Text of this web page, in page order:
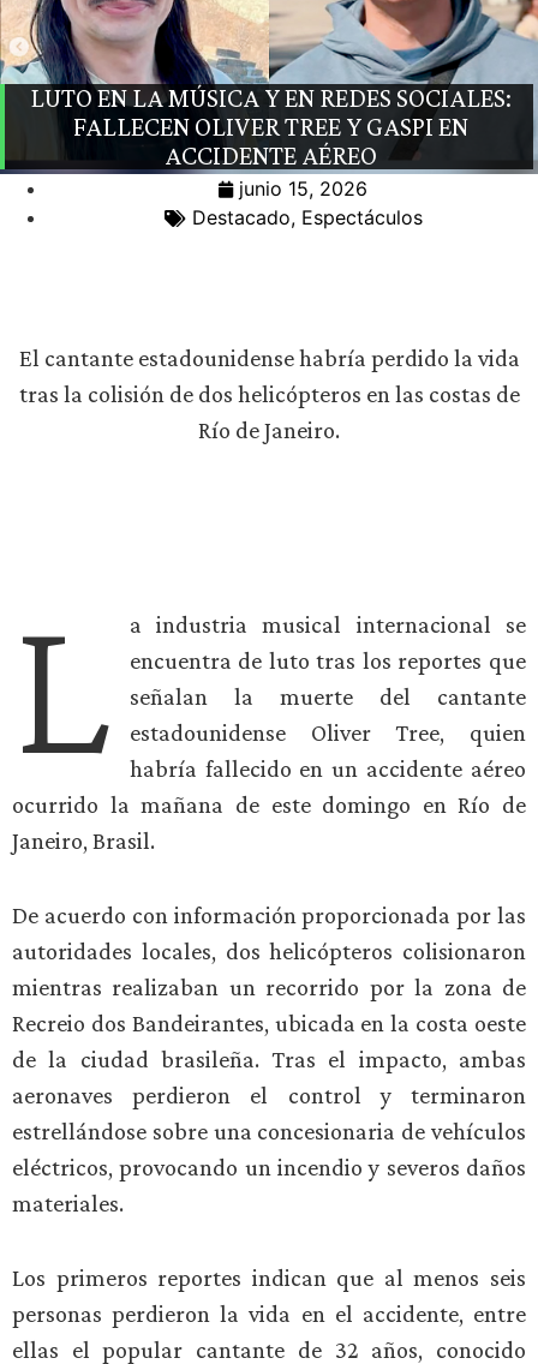
LUTO EN LA MÚSICA Y EN REDES SOCIALES:
FALLECEN OLIVER TREE Y GASPI EN
ACCIDENTE AÉREO
junio 15, 2026
Destacado, Espectáculos
El cantante estadounidense habría perdido la vida
tras la colisión de dos helicópteros en las costas de
Río de Janeiro.
L
a industria musical internacional se
encuentra de luto tras los reportes que
señalan la muerte del cantante
estadounidense Oliver Tree, quien
habría fallecido en un accidente aéreo
ocurrido la mañana de este domingo en Río de
Janeiro, Brasil.
De acuerdo con información proporcionada por las
autoridades locales, dos helicópteros colisionaron
mientras realizaban un recorrido por la zona de
Recreio dos Bandeirantes, ubicada en la costa oeste
de la ciudad brasileña. Tras el impacto, ambas
aeronaves perdieron el control y terminaron
estrellándose sobre una concesionaria de vehículos
eléctricos, provocando un incendio y severos daños
materiales.
Los primeros reportes indican que al menos seis
personas perdieron la vida en el accidente, entre
ellas el popular cantante de 32 años, conocido